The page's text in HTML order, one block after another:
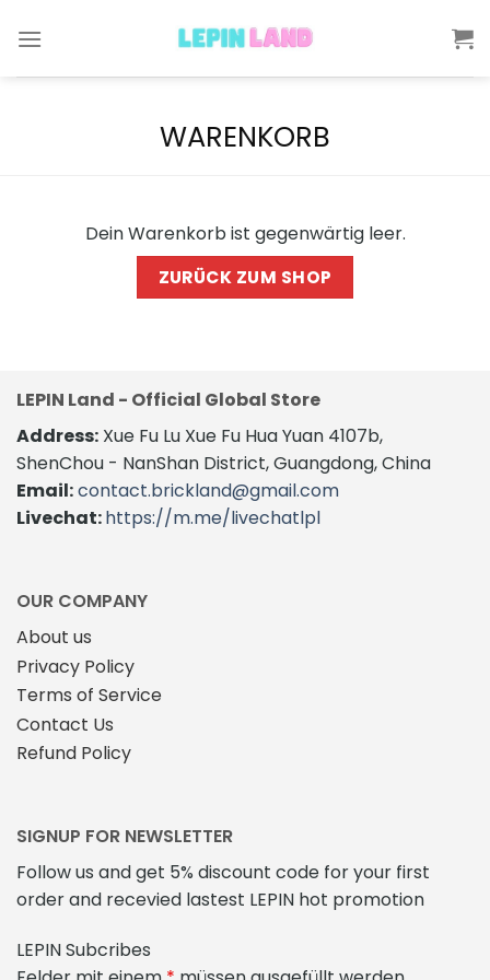
WARENKORB
Dein Warenkorb ist gegenwärtig leer.
ZURÜCK ZUM SHOP
LEPIN Land - Official Global Store
Address: Xue Fu Lu Xue Fu Hua Yuan 4107b,
ShenChou - NanShan District, Guangdong, China
Email:contact.brickland@gmail.com
Livechat:https://m.me/livechatlpl
OUR COMPANY
About us
Privacy Policy
Terms of Service
Contact Us
Refund Policy
SIGNUP FOR NEWSLETTER
Follow us and get 5% discount code for your first
order and recevied lastest LEPIN hot promotion
LEPIN Subcribes